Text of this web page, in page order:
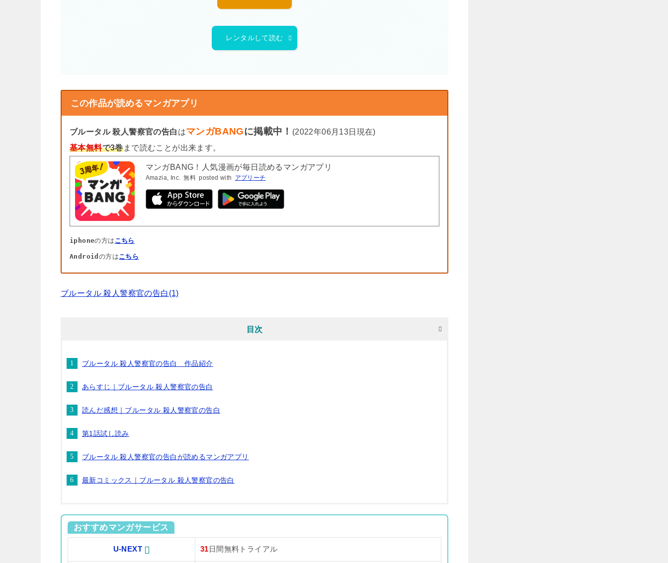
レンタルして読む
この作品が読めるマンガアプリ
ブルータル 殺人警察官の告白 はマンガBANGに掲載中！ (2022年06月13日現在)
基本無料で3巻まで読むことが出来ます。
マンガBANG！人気漫画が毎日読めるマンガアプリ
Amazia, Inc. 無料 posted with アプリーチ
iphoneの方は こちら
Android の方はこちら
ブルータル 殺人警察官の告白(1)
目次
ブルータル 殺人警察官の告白 作品紹介
あらすじ｜ブルータル 殺人警察官の告白
読んだ感想｜ブルータル 殺人警察官の告白
第1話試し読み
ブルータル 殺人警察官の告白が読めるマンガアプリ
最新コミックス｜ブルータル 殺人警察官の告白
おすすめマンガサービス
U-NEXT 31日間無料トライアル